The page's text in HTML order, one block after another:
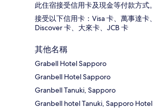
此住宿接受信用卡及現金等付款方式。
接受以下信用卡：Visa 卡、萬事達卡、
Discover 卡、大來卡、JCB 卡
其他名稱
Grabell Hotel Sapporo
Granbell Hotel Sapporo
Granbell Tanuki, Sapporo
Granbell hotel Tanuki, Sapporo Hotel